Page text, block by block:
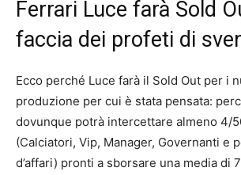
Ferrari Luce farà Sold
faccia dei profeti di
Ecco perché Luce farà il Sold Out per i
produzione per cui è stata pensata:
dovunque potrà intercettare almeno 4/
(Calciatori, Vip, Manager, Governanti e
d’affari) pronti a sborsare una media di